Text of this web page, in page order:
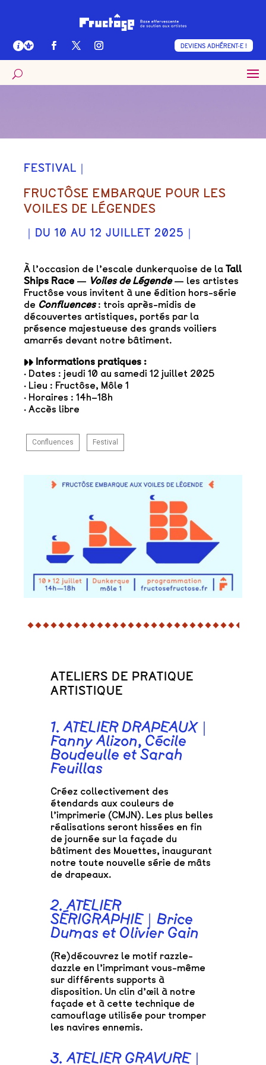
DEVIENS ADHÉRENT·E !
FESTIVAL｜
FRUCTÔSE EMBARQUE POUR LES
VOILES DE LÉGENDES
｜DU 10 AU 12 JUILLET 2025｜
À l’occasion de l’escale dunkerquoise de la Tall
Ships Race — Voiles de Légende— les artistes
Fructôse vous invitent à une édition hors-série
de Confluences: trois après-midis de
découvertes artistiques, portés par la
présence majestueuse des grands voiliers
amarrés devant notre bâtiment.
▸▸ Informations pratiques :
· Dates : jeudi 10 au samedi 12 juillet 2025
· Lieu : Fructôse, Môle 1
· Horaires : 14h–18h
· Accès libre
Confluences Festival
ATELIERS DE PRATIQUE
ARTISTIQUE
1. ATELIER DRAPEAUX｜
Fanny Alizon, Cécile
Boudeulle et Sarah
Feuillas
Créez collectivement des
étendards aux couleurs de
l’imprimerie (CMJN). Les plus belles
réalisations seront hissées en fin
de journée sur la façade du
bâtiment des Mouettes, inaugurant
notre toute nouvelle série de mâts
de drapeaux.
2. ATELIER
SÉRIGRAPHIE｜Brice
Dumas et Olivier Gain
(Re)découvrez le motif razzle-
dazzle en l’imprimant vous-même
sur différents supports à
disposition. Un clin d’œil à notre
façade et à cette technique de
camouflage utilisée pour tromper
les navires ennemis.
3. ATELIER GRAVURE｜